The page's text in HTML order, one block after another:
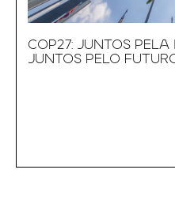
COP27: JUNTOS PELA
JUNTOS PELO